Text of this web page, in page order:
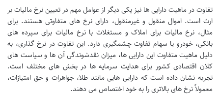
تفاوت در ماهیت دارایی ها نیز یکی دیگر از عوامل مهم در تعیین نرخ مالیات بر
ارث است. اموال منقول و غیرمنقول، دارای نرخ های متفاوتی هستند. برای
مثال، نرخ مالیات برای املاک و مستغلات با نرخ مالیات برای سپرده های
بانکی، خودرو یا سهام تفاوت چشمگیری دارد. این تفاوت در نرخ گذاری، به
دلیل ماهیت متفاوت این دارایی ها، میزان نقدشوندگی آن ها و سیاست های
کلان اقتصادی کشور برای هدایت سرمایه ها در بخش های مختلف است.
تجربه نشان داده است که دارایی هایی مانند طلا، جواهرات و حق امتیازات،
معمولاً نرخ های بالاتری را به خود اختصاص می دهند.